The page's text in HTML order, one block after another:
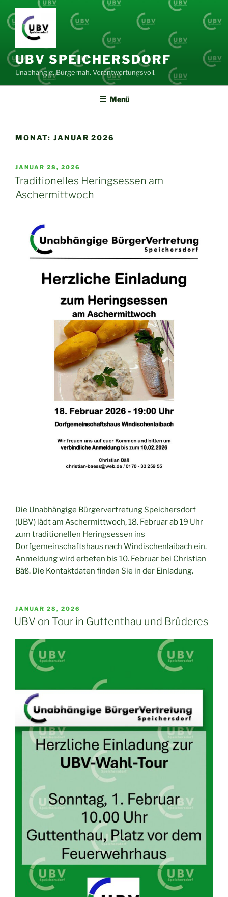
Zum
Inhalt
springen
UBV SPEICHERSDORF
Unabhängig. Bürgernah. Verantwortungsvoll.
Menü
MONAT: JANUAR 2026
VERÖFFENTLICHT
AM
JANUAR 28, 2026
Traditionelles Heringsessen am
Aschermittwoch
Die Unabhängige Bürgervertretung Speichersdorf
(UBV) lädt am Aschermittwoch, 18. Februar ab 19 Uhr
zum traditionellen Heringsessen ins
Dorfgemeinschaftshaus nach Windischenlaibach ein.
Anmeldung wird erbeten bis 10. Februar bei Christian
Bäß. Die Kontaktdaten finden Sie in der Einladung.
VERÖFFENTLICHT
AM
JANUAR 28, 2026
UBV on Tour in Guttenthau und Brüderes